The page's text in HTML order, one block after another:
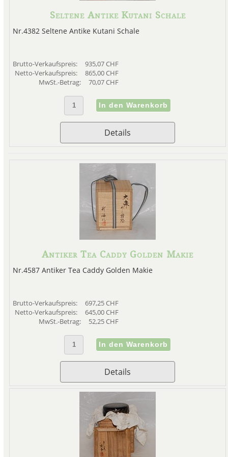
Seltene Antike Kutani Schale
Nr.4382 Seltene Antike Kutani Schale
Brutto-Verkaufspreis:
935,07 CHF
Netto-Verkaufspreis:
865,00 CHF
MwSt.-Betrag:
70,07 CHF
Details
Antiker Tea Caddy Golden Makie
Nr.4587 Antiker Tea Caddy Golden Makie
Brutto-Verkaufspreis:
697,25 CHF
Netto-Verkaufspreis:
645,00 CHF
MwSt.-Betrag:
52,25 CHF
Details